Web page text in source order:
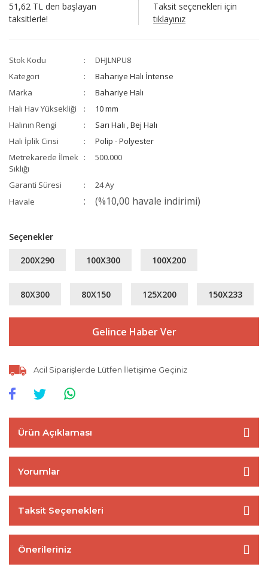
51,62 TL den başlayan
taksitlerle!
Taksit seçenekleri için
tıklayınız
Stok Kodu
DHJLNPU8
Kategori
Bahariye Halı İntense
Marka
Bahariye Halı
Halı Hav Yüksekliği
10 mm
Halının Rengi
Sarı Halı ,Bej Halı
Halı İplik Cinsi
Polip - Polyester
Metrekarede İlmek
Sıklığı
500.000
Garanti Süresi
24 Ay
Havale
(%10,00 havale indirimi)
Seçenekler
200X290 100X300 100X200
80X300 80X150 125X200 150X233
Gelince Haber Ver
Acil Siparişlerde Lütfen İletişime Geçiniz
Ürün Açıklaması
Yorumlar
Taksit Seçenekleri
Önerileriniz